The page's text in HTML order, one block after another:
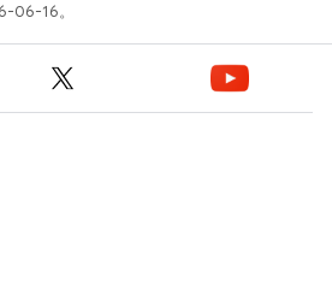
06-16。